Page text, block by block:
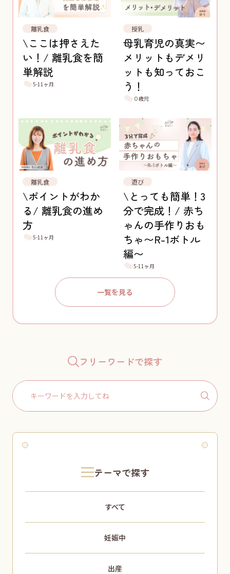
離乳食
\ここは押さえた
い！/ 離乳食を簡
単解説
5-11ヶ月
授乳
母乳育児の真実〜
メリットもデメリ
ットも知っておこ
う！
０歳児
離乳食
\ポイントがわか
る/ 離乳食の進め
方
5-11ヶ月
遊び
\とっても簡単！3
分で完成！/ 赤ち
ゃんの手作りおも
ちゃ〜R-1ボトル
編〜
5-11ヶ月
一覧を見る
フリーワードで探す
Search
for:
テーマで探す
すべて
妊娠中
出産